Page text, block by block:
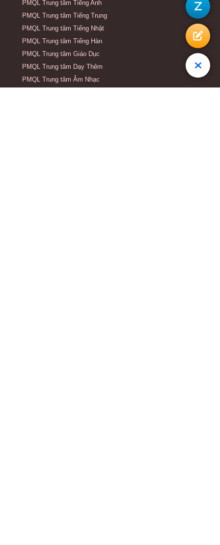
PMQL Trung tâm Tiếng Anh
PMQL Trung tâm Tiếng Trung
PMQL Trung tâm Tiếng Nhật
PMQL Trung tâm Tiếng Hàn
PMQL Trung tâm Giáo Dục
PMQL Trung tâm Dạy Thêm
PMQL Trung tâm Âm Nhạc